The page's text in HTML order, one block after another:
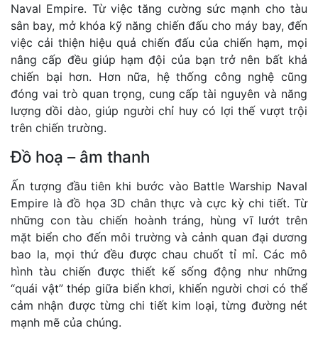
Naval Empire. Từ việc tăng cường sức mạnh cho tàu
sân bay, mở khóa kỹ năng chiến đấu cho máy bay, đến
việc cải thiện hiệu quả chiến đấu của chiến hạm, mọi
nâng cấp đều giúp hạm đội của bạn trở nên bất khả
chiến bại hơn. Hơn nữa, hệ thống công nghệ cũng
đóng vai trò quan trọng, cung cấp tài nguyên và năng
lượng dồi dào, giúp người chỉ huy có lợi thế vượt trội
trên chiến trường.
Đồ hoạ – âm thanh
Ấn tượng đầu tiên khi bước vào Battle Warship Naval
Empire là đồ họa 3D chân thực và cực kỳ chi tiết. Từ
những con tàu chiến hoành tráng, hùng vĩ lướt trên
mặt biển cho đến môi trường và cảnh quan đại dương
bao la, mọi thứ đều được chau chuốt tỉ mỉ. Các mô
hình tàu chiến được thiết kế sống động như những
“quái vật” thép giữa biển khơi, khiến người chơi có thể
cảm nhận được từng chi tiết kim loại, từng đường nét
mạnh mẽ của chúng.